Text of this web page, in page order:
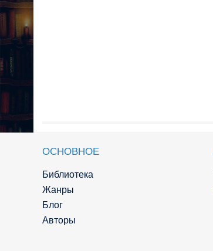
ОСНОВНОЕ
Библиотека
Жанры
Блог
Авторы